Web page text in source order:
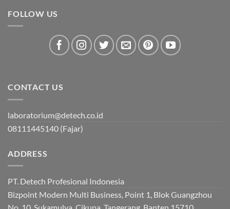
FOLLOW US
CONTACT US
laboratorium@detech.co.id
08111445140 (Fajar)
ADDRESS
PT. Detech Profesional Indonesia
Bizpoint Modern Multi Business, Point 1, Blok Guangzhou